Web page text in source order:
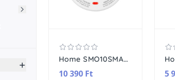
Home SMO10SMART optikai füstérzékelő, Tuya Smart és Smart Life kompatibilis, Wi-Fi kapcsolat, 10 év elem élettartam, 2400 mAh
10 390 Ft 5